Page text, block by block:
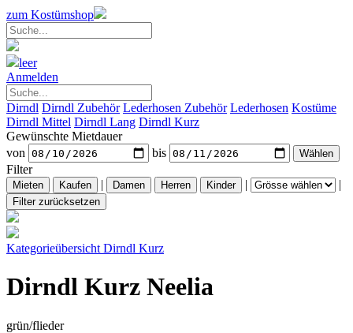
zum Kostümshop
leer
Anmelden
Dirndl Dirndl Zubehör Lederhosen Zubehör Lederhosen Kostüme
Dirndl Mittel Dirndl Lang Dirndl Kurz
Gewünschte Mietdauer
von
bis
Filter
|
| |
Kategorieübersicht Dirndl Kurz
Dirndl Kurz Neelia
grün/flieder